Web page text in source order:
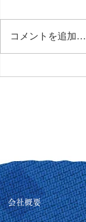
コメントを追加…
会社概要